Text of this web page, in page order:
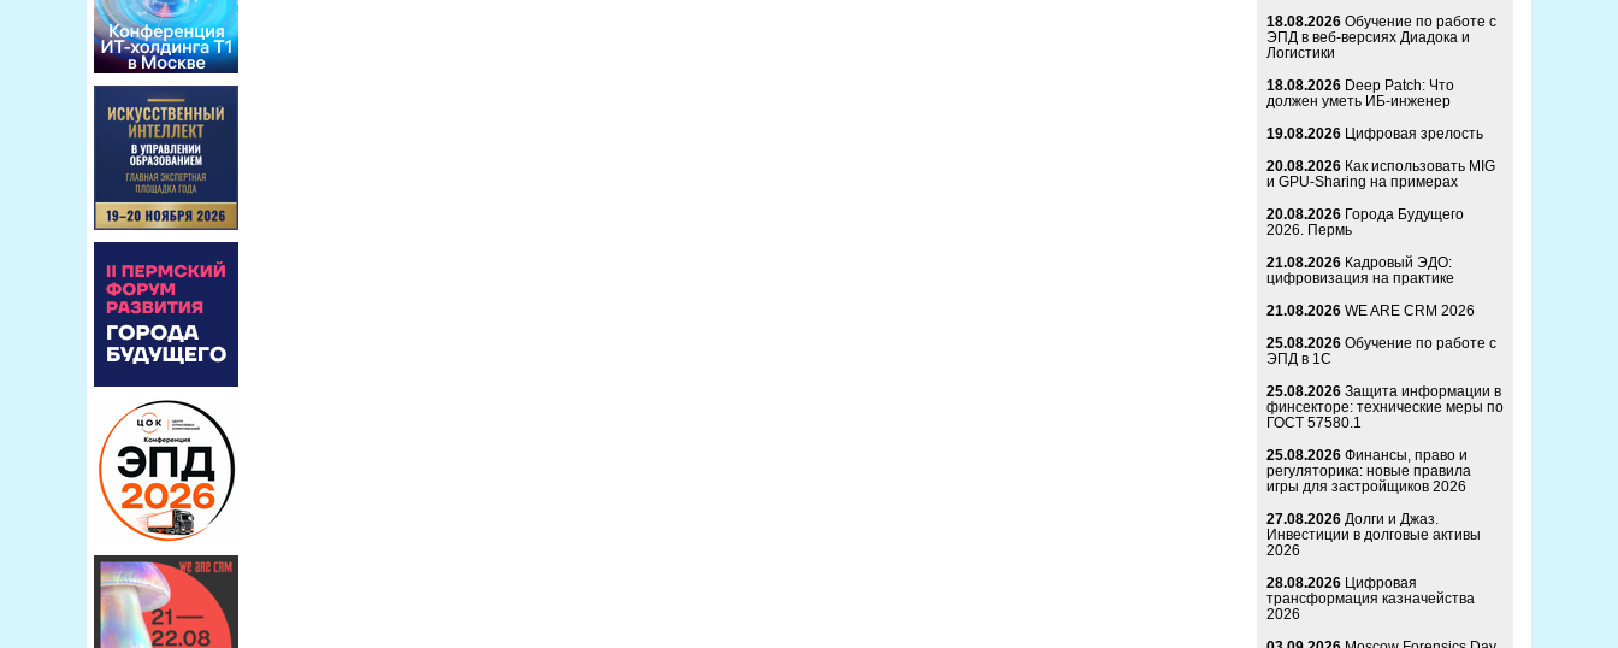
18.08.2026 Обучение по работе с
ЭПД в веб-версиях Диадока и
Логистики
18.08.2026 Deep Patch: Что
должен уметь ИБ-инженер
19.08.2026 Цифровая зрелость
20.08.2026 Как использовать MIG
и GPU-Sharing на примерах
20.08.2026 Города Будущего
2026. Пермь
21.08.2026 Кадровый ЭДО:
цифровизация на практике
21.08.2026 WE ARE CRM 2026
25.08.2026 Обучение по работе с
ЭПД в 1С
25.08.2026 Защита информации в
финсекторе: технические меры по
ГОСТ 57580.1
25.08.2026 Финансы, право и
регуляторика: новые правила
игры для застройщиков 2026
27.08.2026 Долги и Джаз.
Инвестиции в долговые активы
2026
28.08.2026 Цифровая
трансформация казначейства
2026